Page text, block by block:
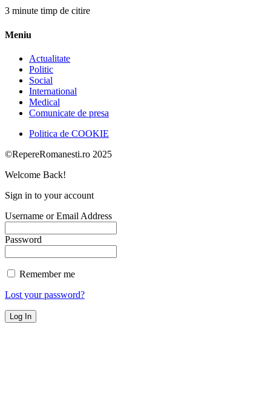
3 minute timp de citire
Meniu
Actualitate
Politic
Social
International
Medical
Comunicate de presa
Politica de COOKIE
©RepereRomanesti.ro 2025
Welcome Back!
Sign in to your account
Username or Email Address
Password
Remember me
Lost your password?